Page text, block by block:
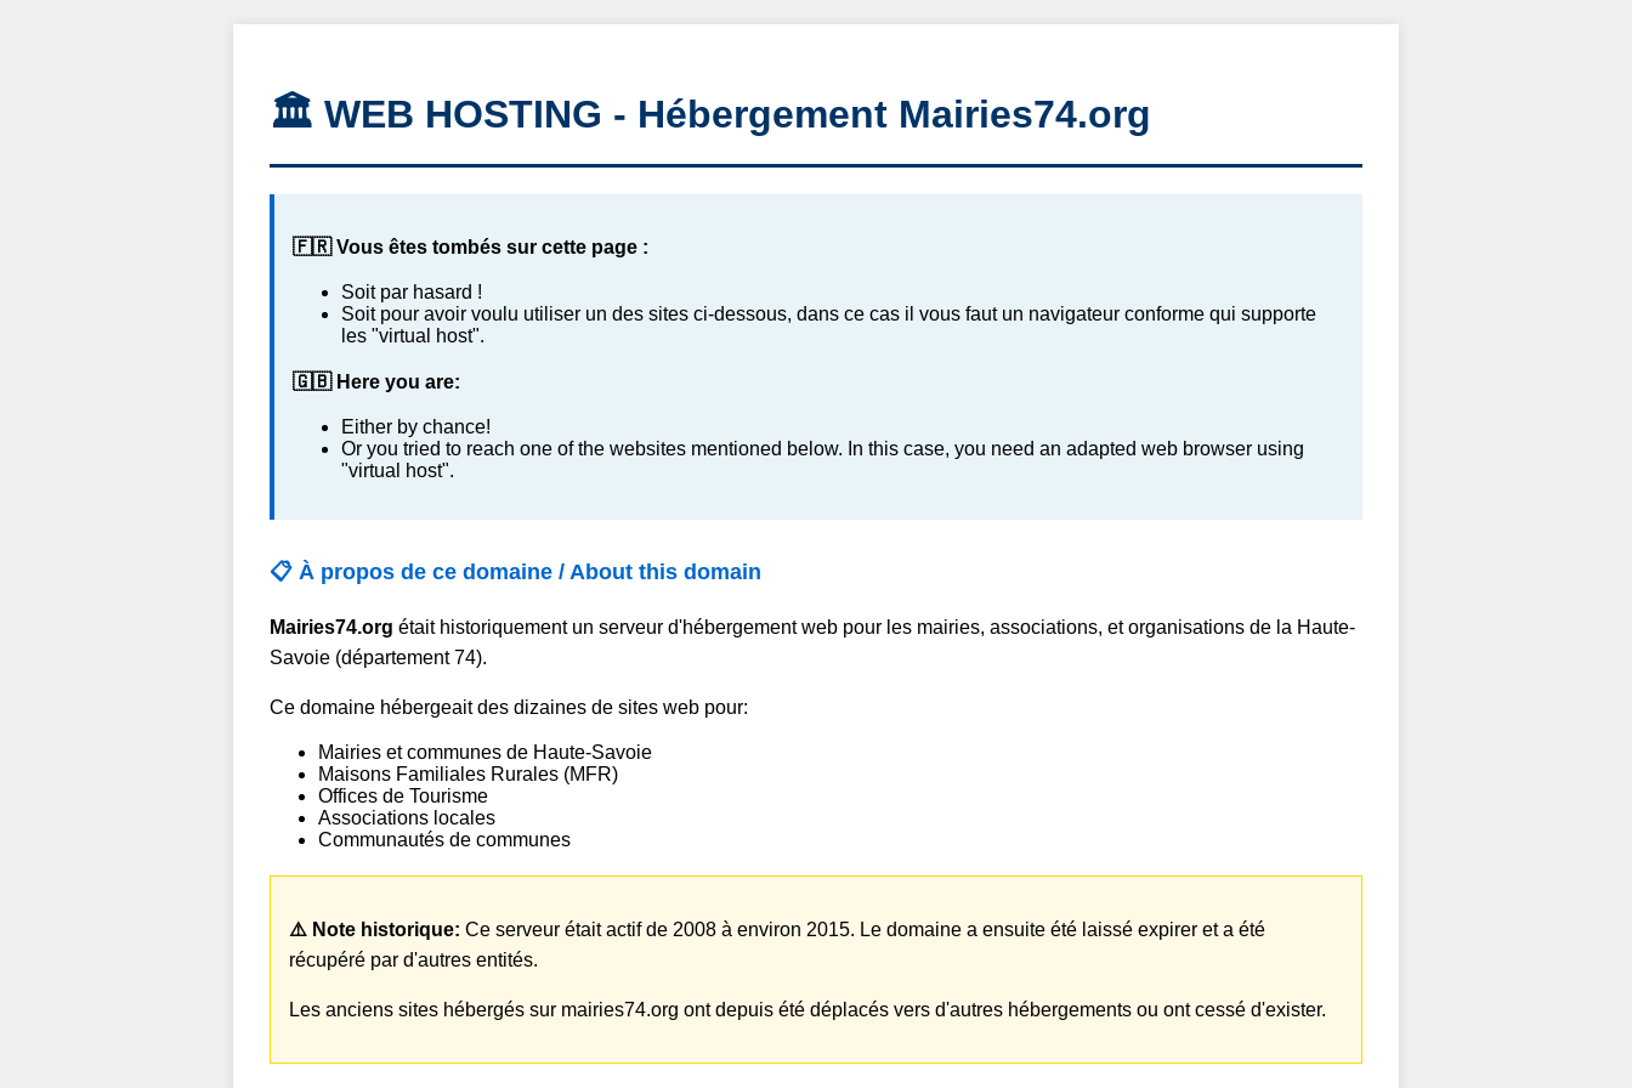
🏛️ WEB HOSTING - Hébergement Mairies74.org
🇫🇷 Vous êtes tombés sur cette page :
Soit par hasard !
Soit pour avoir voulu utiliser un des sites ci-dessous, dans ce cas il vous faut un navigateur conforme qui supporte
les "virtual host".
🇬🇧 Here you are:
Either by chance!
Or you tried to reach one of the websites mentioned below. In this case, you need an adapted web browser using
"virtual host".
📋 À propos de ce domaine / About this domain
Mairies74.org était historiquement un serveur d'hébergement web pour les mairies, associations, et organisations de la Haute-
Savoie (département 74).
Ce domaine hébergeait des dizaines de sites web pour:
Mairies et communes de Haute-Savoie
Maisons Familiales Rurales (MFR)
Offices de Tourisme
Associations locales
Communautés de communes
⚠️ Note historique: Ce serveur était actif de 2008 à environ 2015. Le domaine a ensuite été laissé expirer et a été
récupéré par d'autres entités.
Les anciens sites hébergés sur mairies74.org ont depuis été déplacés vers d'autres hébergements ou ont cessé d'exister.